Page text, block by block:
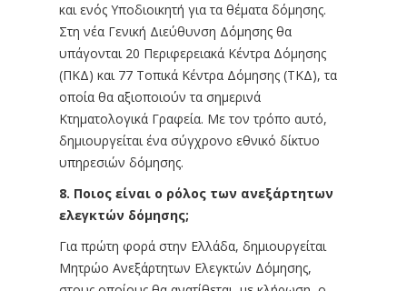
και ενός Υποδιοικητή για τα θέματα δόμησης.
Στη νέα Γενική Διεύθυνση Δόμησης θα
υπάγονται 20 Περιφερειακά Κέντρα Δόμησης
(ΠΚΔ) και 77 Τοπικά Κέντρα Δόμησης (ΤΚΔ), τα
οποία θα αξιοποιούν τα σημερινά
Κτηματολογικά Γραφεία. Με τον τρόπο αυτό,
δημιουργείται ένα σύγχρονο εθνικό δίκτυο
υπηρεσιών δόμησης.
8. Ποιος είναι ο ρόλος των ανεξάρτητων
ελεγκτών δόμησης;
Για πρώτη φορά στην Ελλάδα, δημιουργείται
Μητρώο Ανεξάρτητων Ελεγκτών Δόμησης,